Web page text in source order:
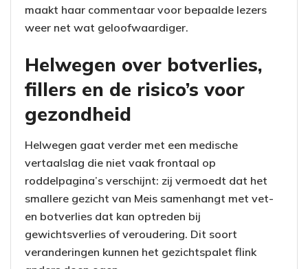
maakt haar commentaar voor bepaalde lezers
weer net wat geloofwaardiger.
Helwegen over botverlies,
fillers en de risico’s voor
gezondheid
Helwegen gaat verder met een medische
vertaalslag die niet vaak frontaal op
roddelpagina’s verschijnt: zij vermoedt dat het
smallere gezicht van Meis samenhangt met vet-
en botverlies dat kan optreden bij
gewichtsverlies of veroudering. Dit soort
veranderingen kunnen het gezichtspalet flink